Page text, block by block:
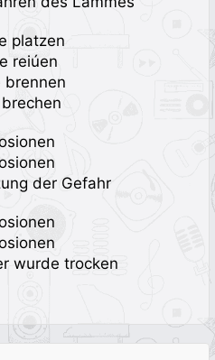
platzen
reiúen
brennen
brechen
der Gefahr
wurde trocken